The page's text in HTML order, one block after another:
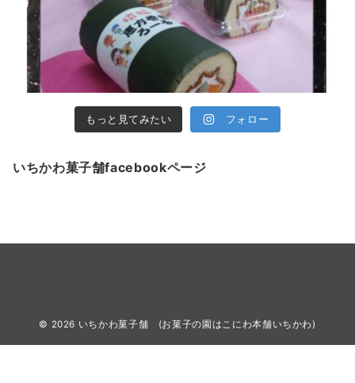
もっと見てみたい フォロー
いちかわ菓子舗facebookページ
© 2026 いちかわ菓子舗 (お菓子の園はこにわ本舗いちかわ)